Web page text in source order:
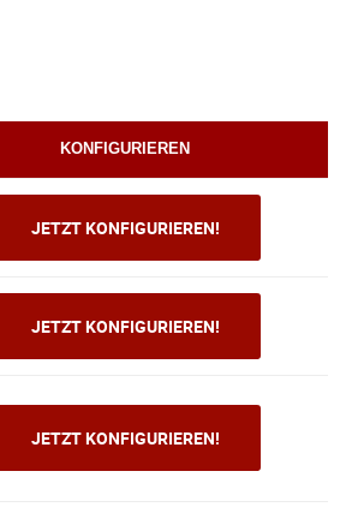
KONFIGURIEREN
JETZT KONFIGURIEREN!
JETZT KONFIGURIEREN!
JETZT KONFIGURIEREN!